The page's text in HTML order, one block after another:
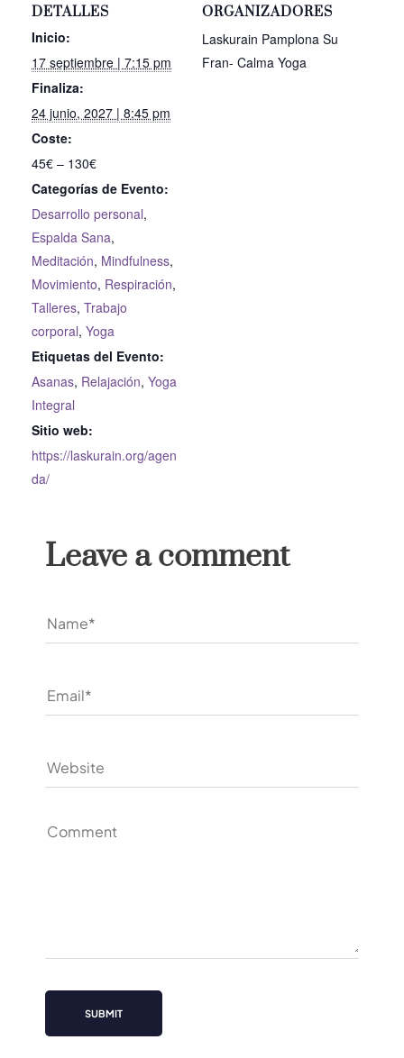
DETALLES
Inicio:
17 septiembre | 7:15 pm
Finaliza:
24 junio, 2027 | 8:45 pm
Coste:
45€ – 130€
Categorías de Evento:
Desarrollo personal,
Espalda Sana,
Meditación, Mindfulness,
Movimiento, Respiración,
Talleres, Trabajo
corporal, Yoga
Etiquetas del Evento:
Asanas, Relajación, Yoga
Integral
Sitio web:
https://laskurain.org/agen
da/
ORGANIZADORES
Laskurain Pamplona Su
Fran- Calma Yoga
Leave a comment